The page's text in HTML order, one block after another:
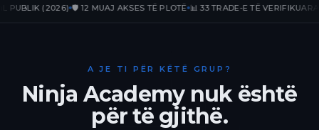
(2026) 🛡️ 12 MUAJ AKSES TË PLOTË 📊 33 TRADE-E TË VERIFIKUARA 📈
A JE TI PËR KËTË GRUP?
Ninja Academy nuk është
për të gjithë.